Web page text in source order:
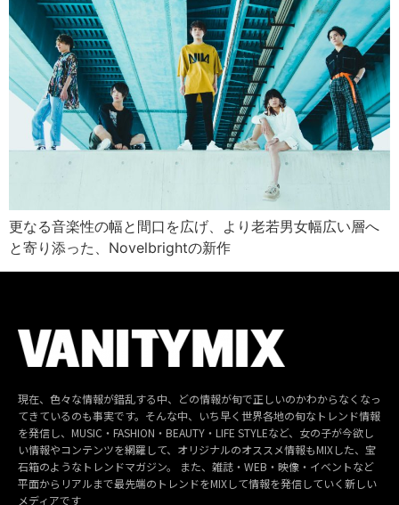
更なる音楽性の幅と間口を広げ、より老若男女幅広い層へ
と寄り添った、Novelbrightの新作
現在、色々な情報が錯乱する中、どの情報が旬で正しいのかわからなくなっ
てきているのも事実です。そんな中、いち早く世界各地の旬なトレンド情報
を発信し、MUSIC・FASHION・BEAUTY・LIFE STYLEなど、女の子が今欲し
い情報やコンテンツを網羅して、オリジナルのオススメ情報もMIXした、宝
石箱のようなトレンドマガジン。 また、雑誌・WEB・映像・イベントなど
平面からリアルまで最先端のトレンドをMIXして情報を発信していく新しい
メディアです